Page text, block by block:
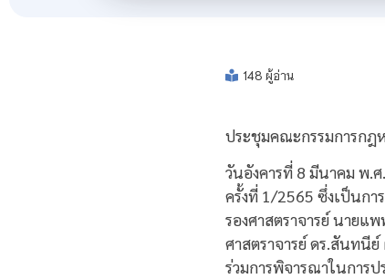
148 ผู้อ่าน
ประชุมคณะกรรมการกฎ
วันอังคารที่ 8 มีนาคม พ.
ครั้งที่ 1/2565 ซึ่งเป็นกา
รองศาสตราจารย์ นายแ
ศาสตราจารย์ ดร.สันทนี
ร่วมการพิจารณาในการ